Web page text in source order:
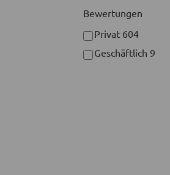
Bewertungen
Privat 604
Geschäftlich 9